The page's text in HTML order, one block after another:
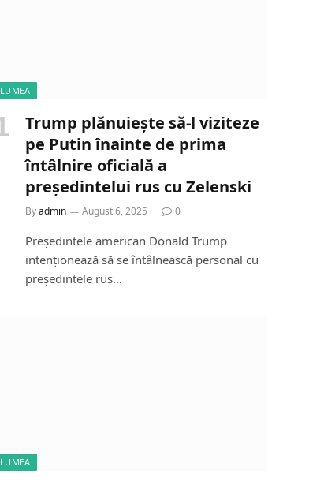
LUMEA
Trump plănuiește să-l viziteze
pe Putin înainte de prima
întâlnire oficială a
președintelui rus cu Zelenski
Byadmin August 6, 2025 0
Președintele american Donald Trump
intenționează să se întâlnească personal cu
președintele rus…
LUMEA